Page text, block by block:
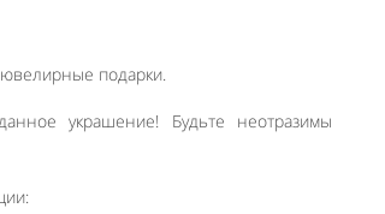
подарки.
украшение! Будьте неотразимы